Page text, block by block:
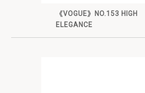
《VOGUE》NO.153 HIGH
ELEGANCE